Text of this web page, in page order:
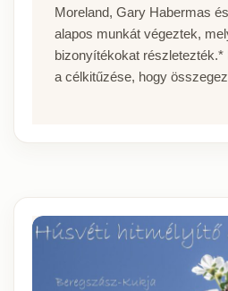
Moreland, Gary Habermas
alapos munkát végeztek,
bizonyítékokat
a célkitűzése, hogy